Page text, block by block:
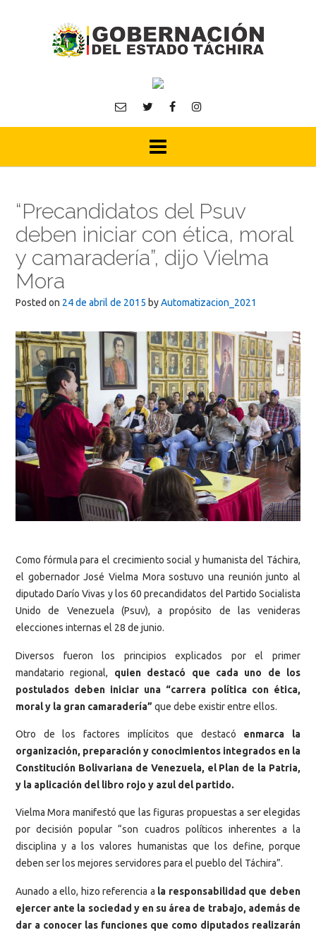
“Precandidatos del Psuv
deben iniciar con ética, moral
y camaradería”, dijo Vielma
Mora
Posted on 24 de abril de 2015 byAutomatizacion_2021
Como fórmula para el crecimiento social y humanista del Táchira,
el gobernador José Vielma Mora sostuvo una reunión junto al
diputado Darío Vivas y los 60 precandidatos del Partido Socialista
Unido de Venezuela (Psuv), a propósito de las venideras
elecciones internas el 28 de junio.
Diversos fueron los principios explicados por el primer
mandatario regional, quien destacó que cada uno de los
postulados deben iniciar una “carrera política con ética,
moral y la gran camaradería” que debe existir entre ellos.
Otro de los factores implícitos que destacó enmarca la
organización, preparación y conocimientos integrados en la
Constitución Bolivariana de Venezuela, el Plan de la Patria,
y la aplicación del libro rojo y azul del partido.
Vielma Mora manifestó que las figuras propuestas a ser elegidas
por decisión popular “son cuadros políticos inherentes a la
disciplina y a los valores humanistas que los define, porque
deben ser los mejores servidores para el pueblo del Táchira”.
Aunado a ello, hizo referencia a la responsabilidad que deben
ejercer ante la sociedad y en su área de trabajo, además de
dar a conocer las funciones que como diputados realizarán